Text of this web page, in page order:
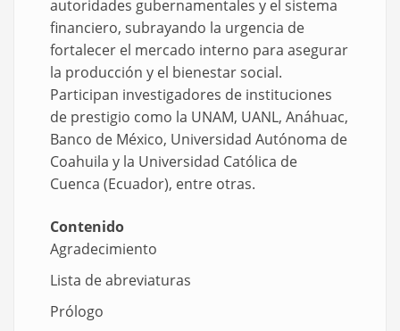
autoridades gubernamentales y el sistema
financiero, subrayando la urgencia de
fortalecer el mercado interno para asegurar
la producción y el bienestar social.
Participan investigadores de instituciones
de prestigio como la UNAM, UANL, Anáhuac,
Banco de México, Universidad Autónoma de
Coahuila y la Universidad Católica de
Cuenca (Ecuador), entre otras.
Contenido
Agradecimiento
Lista de abreviaturas
Prólogo